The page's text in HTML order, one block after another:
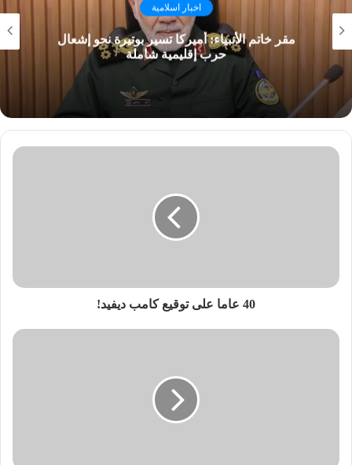
اخبار اسلامية
مقر خاتم الأنبياء: أميركا تسير بوتيرة نحو إشعال
حرب إقليمية شاملة
40 عاما على توقيع كامب ديفيد!